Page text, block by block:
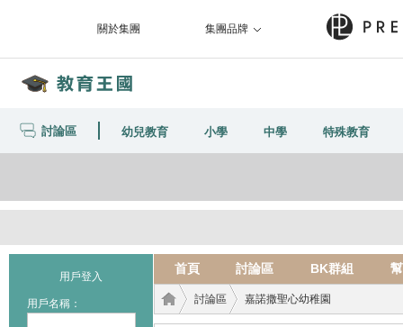
關於集團 集團品牌
討論區 幼兒教育 小學 中學 特殊教育
用戶登入
用戶名稱：
首頁 討論區 BK群組
討論區 嘉諾撒聖心幼稚園